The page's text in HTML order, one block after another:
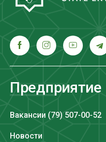
Предприятие
Вакансии (79) 507-00-52
Новости